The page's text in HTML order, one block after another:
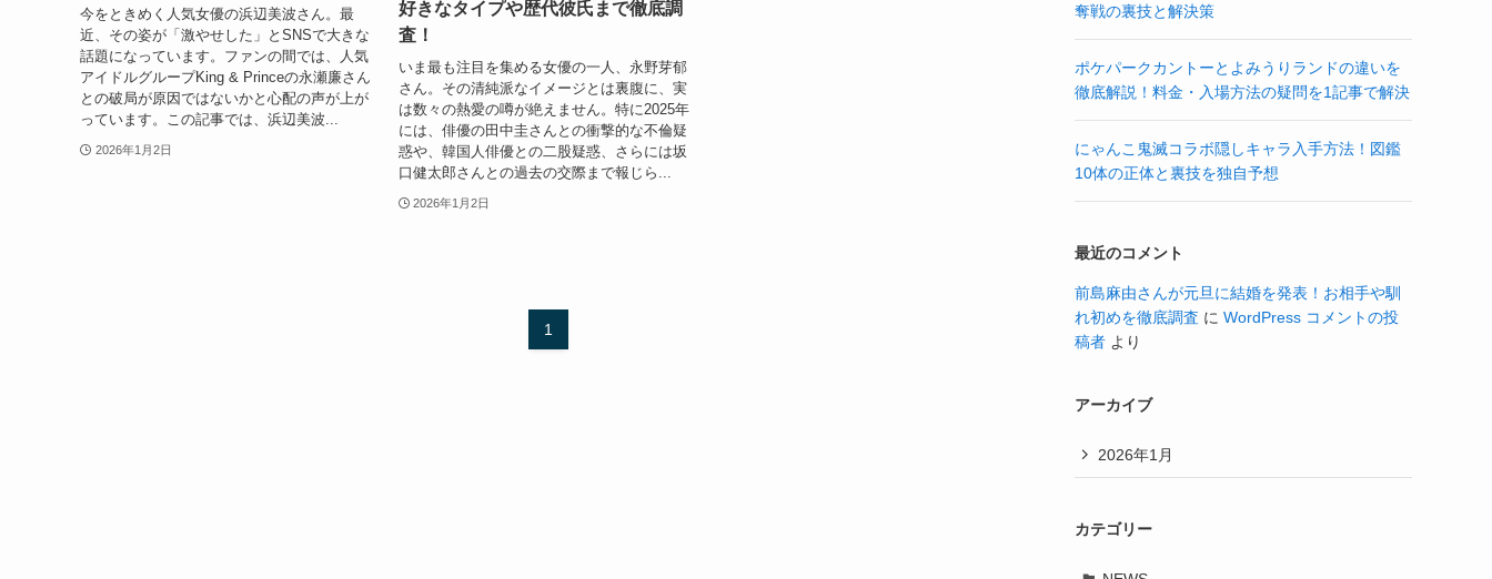
今をときめく人気女優の浜辺美波さん。最
近、その姿が「激やせした」とSNSで大きな
話題になっています。ファンの間では、人気
アイドルグループKing & Princeの永瀬廉さん
との破局が原因ではないかと心配の声が上が
っています。この記事では、浜辺美波...
2026年1月2日
好きなタイプや歴代彼氏まで徹底調
査！
いま最も注目を集める女優の一人、永野芽郁
さん。その清純派なイメージとは裏腹に、実
は数々の熱愛の噂が絶えません。特に2025年
には、俳優の田中圭さんとの衝撃的な不倫疑
惑や、韓国人俳優との二股疑惑、さらには坂
口健太郎さんとの過去の交際まで報じら...
2026年1月2日
1
奪戦の裏技と解決策
ポケパークカントーとよみうりランドの違いを
徹底解説！料金・入場方法の疑問を1記事で解決
にゃんこ鬼滅コラボ隠しキャラ入手方法！図鑑
10体の正体と裏技を独自予想
最近のコメント
前島麻由さんが元旦に結婚を発表！お相手や馴
れ初めを徹底調査 に WordPress コメントの投
稿者 より
アーカイブ
2026年1月
カテゴリー